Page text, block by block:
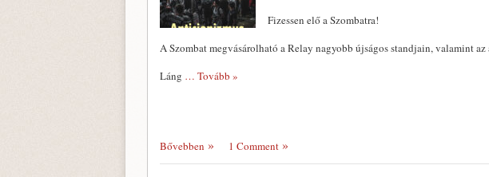
Fizessen elő a Szombatra!
A Szombat megvásárolható a Relay nagyobb újságos standjain, valamint
Láng … Tovább »
Bővebben 1 Comment